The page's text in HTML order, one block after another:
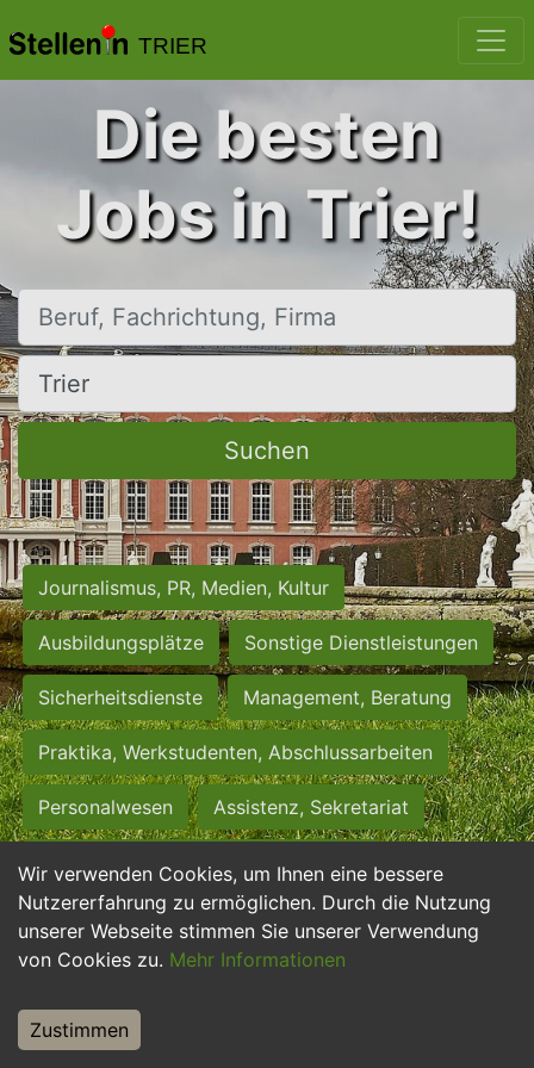
TRIER
Wir verwenden Cookies, um Ihnen eine bessere
Nutzererfahrung zu ermöglichen. Durch die Nutzung
unserer Webseite stimmen Sie unserer Verwendung
von Cookies zu. Mehr Informationen
Zustimmen
Die besten
Jobs in Trier!
Beruf, Fachrichtung, Firma
Ort, Stadt
Suchen
Journalismus, PR, Medien, Kultur
Ausbildungsplätze Sonstige Dienstleistungen
Sicherheitsdienste Management, Beratung
Praktika, Werkstudenten, Abschlussarbeiten
Personalwesen Assistenz, Sekretariat
Hilfskräfte, Aushilfs- und Nebenjobs
Einkauf, Logistik, Materialwirtschaft
Weiterbildung, Studium, duale Ausbildung
Tourismus